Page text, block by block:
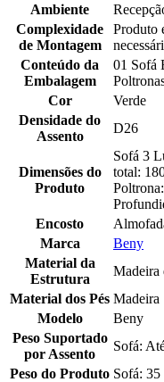
Ambiente
Complexidade
de Montagem
Produto
Conteúdo da
Embalagem
01 Sofá
Cor
Verde
Densidade do
Assento
D26
Dimensões do
Produto
Sofá 3
total:
Encosto
Marca
Beny
Material da
Estrutura
Madeira
Material dos Pés Madeira
Modelo
Beny
Peso Suportado
por Assento
Sofá:
Peso do Produto Sofá: